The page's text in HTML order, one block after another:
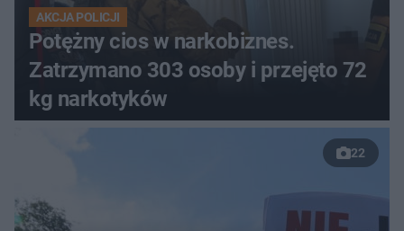
AKCJA POLICJI
Potężny cios w narkobiznes.
Zatrzymano 303 osoby i przejęto 72
kg narkotyków
22